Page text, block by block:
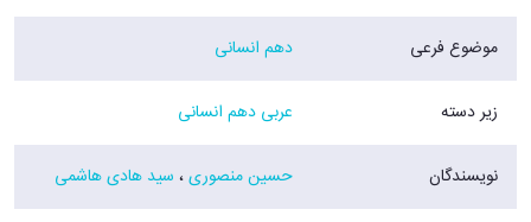
موضوع فرعی دهم انسانی
زیر دسته عربی دهم انسانی
نویسندگان حسین منصوری، سید هادی هاشمی